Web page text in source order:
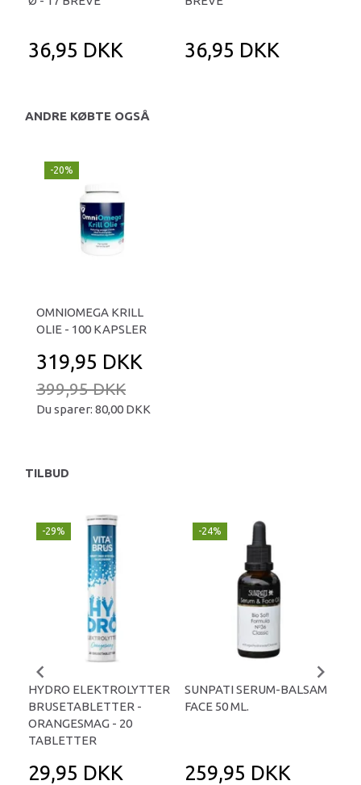
36,95 DKK 36,95 DKK
ANDRE KØBTE OGSÅ
-20%
OMNIOMEGA KRILL
OLIE - 100 KAPSLER
319,95 DKK
399,95 DKK
Du sparer: 80,00 DKK
TILBUD
-29%
HYDRO ELEKTROLYTTER
BRUSETABLETTER -
ORANGESMAG - 20
TABLETTER
29,95 DKK
-24%
SUNPATI SERUM-BALSAM
FACE 50 ML.
259,95 DKK